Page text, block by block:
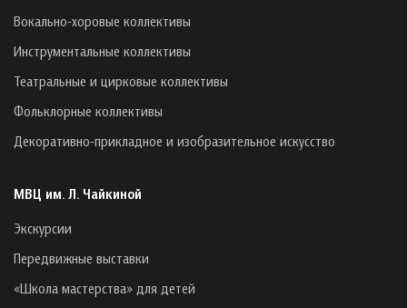
Вокально-хоровые коллективы
Инструментальные коллективы
Театральные и цирковые коллективы
Фольклорные коллективы
Декоративно-прикладное и изобразительное искусство
МВЦ им. Л. Чайкиной
Экскурсии
Передвижные выставки
«Школа мастерства» для детей